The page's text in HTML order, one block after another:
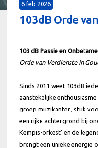
6 feb 2026
103dB Orde
103 dB Passie en
Orde van Verdienste in
Sinds 2011 weet 103dB
aanstekelijke
groep muzikanten, stuk
een rijke achtergrond bij
Kempis-orkest’ en de
brengt een unieke energie